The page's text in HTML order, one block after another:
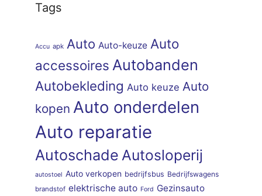
Tags
Accu apk Auto Auto-keuze Auto
accessoires Autobanden
Autobekleding Auto keuze Auto
kopen Auto onderdelen
Auto reparatie
Autoschade Autosloperij
autostoel Auto verkopen bedrijfsbus Bedrijfswagens
brandstof elektrische auto Ford Gezinsauto